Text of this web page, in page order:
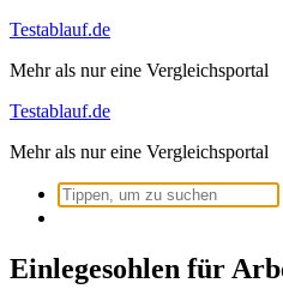
Zum
springen
Testablauf.de
Mehr als nur eine Vergleichsportal
Testablauf.de
Mehr als nur eine Vergleichsportal
Suchen
nach:
Einlegesohlen für